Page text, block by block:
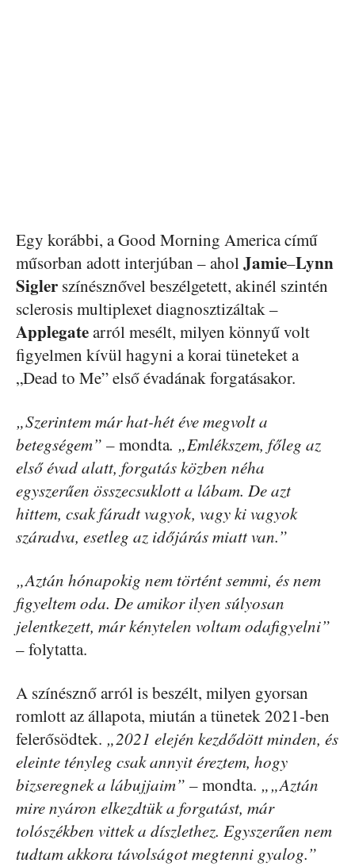
Egy korábbi, a Good Morning America című
műsorban adott interjúban – aholJamie–Lynn
Sigler színésznővel beszélgetett, akinél szintén
sclerosis multiplexet diagnosztizáltak –
Applegatearról mesélt, milyen könnyű volt
figyelmen kívül hagyni a korai tüneteket a
„Dead to Me” első évadának forgatásakor.
„Szerintem már hat-hét éve megvolt a
betegségem” –mondta. „Emlékszem, főleg az
első évad alatt, forgatás közben néha
egyszerűen összecsuklott a lábam. De azt
hittem, csak fáradt vagyok, vagy ki vagyok
száradva, esetleg az időjárás miatt van.”
„Aztán hónapokig nem történt semmi, és nem
figyeltem oda. De amikor ilyen súlyosan
jelentkezett, már kénytelen voltam odafigyelni”
– folytatta.
A színésznő arról is beszélt, milyen gyorsan
romlott az állapota, miután a tünetek 2021-ben
felerősödtek. „2021 elején kezdődött minden, és
eleinte tényleg csak annyit éreztem, hogy
bizseregnek a lábujjaim” –mondta. „„Aztán
mire nyáron elkezdtük a forgatást, már
tolószékben vittek a díszlethez. Egyszerűen nem
tudtam akkora távolságot megtenni gyalog.”